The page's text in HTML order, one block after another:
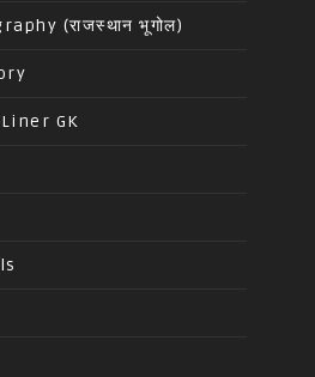
(राजस्थान भूगोल)
GK